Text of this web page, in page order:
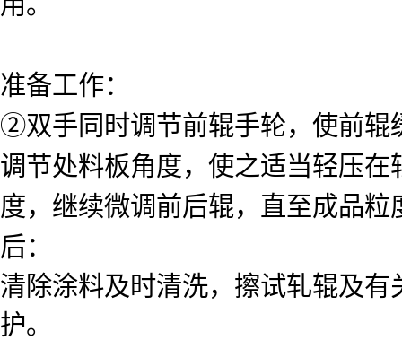
准备工作：
②双手同时调节前辊手轮，使前辊
调节处料板角度，使之适当轻压
度，继续微调前后辊，直至成品
后：
清除涂料及时清洗，擦试轧辊及
护。